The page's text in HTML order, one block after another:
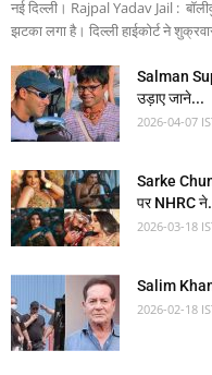
नई दिल्ली। Rajpal Yadav Jail :
झटका लगा है। दिल्ली हाईकोर्ट ने
Salman
उड़ाए जाने...
2026-04-07
Sarke
पर NHRC
2026-03-18
Salim Khan
2026-02-18